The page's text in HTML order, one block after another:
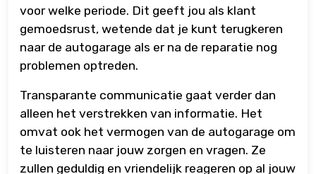
voor welke periode. Dit geeft jou als klant
gemoedsrust, wetende dat je kunt terugkeren
naar de autogarage als er na de reparatie nog
problemen optreden.
Transparante communicatie gaat verder dan
alleen het verstrekken van informatie. Het
omvat ook het vermogen van de autogarage om
te luisteren naar jouw zorgen en vragen. Ze
zullen geduldig en vriendelijk reageren op al jouw